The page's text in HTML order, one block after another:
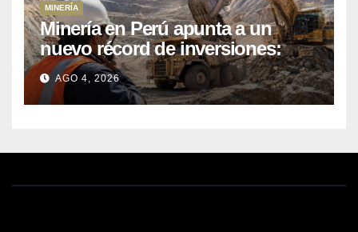
MINERÍA
Minería en Perú apunta a un
nuevo récord de inversiones:
crecen los petitorios y el FMI
insta a destrabar proyectos
AGO 4, 2026